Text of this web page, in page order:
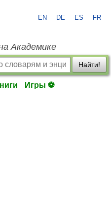
EN DE ES FR
Академике
Найти!
Игры ⚽